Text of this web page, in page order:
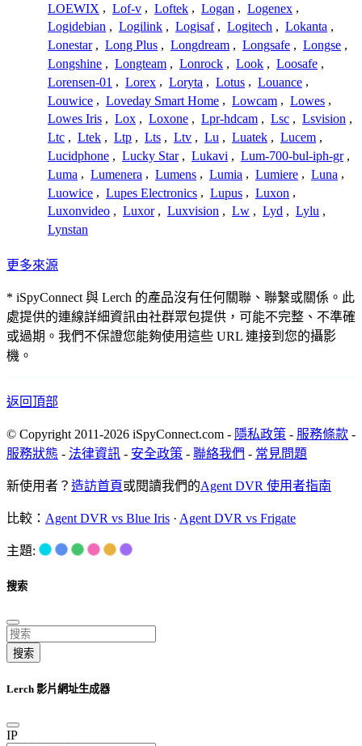
LOEWIX , Lof-v , Loftek , Logan , Logenex ,
Logidebian , Logilink , Logisaf , Logitech , Lokanta ,
Lonestar , Long Plus , Longdream , Longsafe , Longse ,
Longshine , Longteam , Lonrock , Look , Loosafe ,
Lorensen-01 , Lorex , Loryta , Lotus , Louance ,
Louwice , Loveday Smart Home , Lowcam , Lowes ,
Lowes Iris , Lox , Loxone , Lpr-hdcam , Lsc , Lsvision ,
Ltc , Ltek , Ltp , Lts , Ltv , Lu , Luatek , Lucem ,
Lucidphone , Lucky Star , Lukavi , Lum-700-bul-iph-gr ,
Luma , Lumenera , Lumens , Lumia , Lumiere , Luna ,
Luowice , Lupes Electronics , Lupus , Luxon ,
Luxonvideo , Luxor , Luxvision , Lw , Lyd , Lylu ,
Lynstan
更多來源
* iSpyConnect 與 Lerch 的產品沒有任何關聯、聯繫或關係。此
處提供的連線詳細資訊由社群眾包提供，可能不完整、不準確
或過期。我們不保證您能夠使用這些 URL 連接到您的攝影
機。
返回頂部
© Copyright 2011-2026 iSpyConnect.com - 隱私政策 - 服務條款 -
服務狀態 - 法律資訊 - 安全政策 - 聯絡我們 - 常見問題
新使用者？ 造訪首頁或閱讀我們的Agent DVR 使用者指南
比較： Agent DVR vs Blue Iris · Agent DVR vs Frigate
主題:
搜索
搜索
Lerch 影片網址生成器
IP